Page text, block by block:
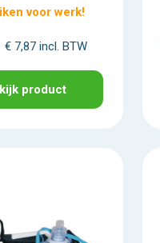
voor werk!
€ 7,87 incl. BTW
product